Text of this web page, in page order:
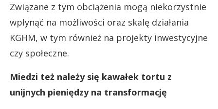
Związane z tym obciążenia mogą niekorzystnie
wpłynąć na możliwości oraz skalę działania
KGHM, w tym również na projekty inwestycyjne
czy społeczne.
Miedzi też należy się kawałek tortu z
unijnych pieniędzy na transformację